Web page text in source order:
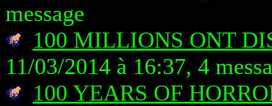
message
100 MILLIONS ONT
11/03/2014 à 16:37, 4
100 YEARS OF